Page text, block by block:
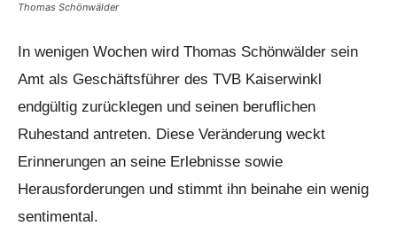
Thomas Schönwälder
In wenigen Wochen wird Thomas Schönwälder sein
Amt als Geschäftsführer des TVB Kaiserwinkl
endgültig zurücklegen und seinen beruflichen
Ruhestand antreten. Diese Veränderung weckt
Erinnerungen an seine Erlebnisse sowie
Herausforderungen und stimmt ihn beinahe ein wenig
sentimental.